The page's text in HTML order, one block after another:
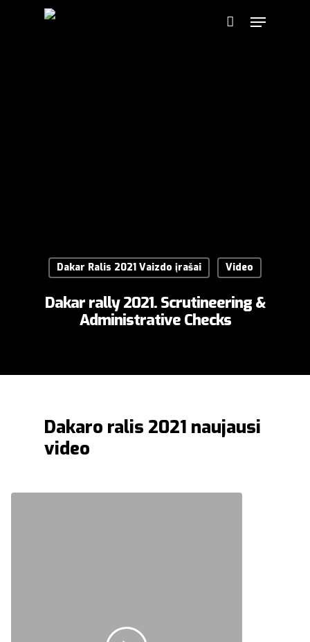
Dakar Ralis 2021 Vaizdo įrašai Video
Dakar rally 2021. Scrutineering &
Administrative Checks
Dakaro ralis 2021 naujausi
video